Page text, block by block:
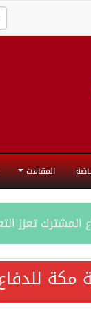
المقالات
المشترك تعزز
مكة تعكس
مكة